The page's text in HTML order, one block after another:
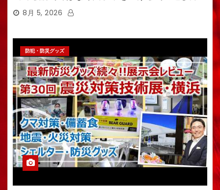
8月 5, 2026
防犯・防災グッズ